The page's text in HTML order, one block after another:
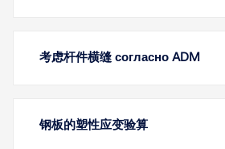
考虑杆件横缝 согласно ADM
钢板的塑性应变验算